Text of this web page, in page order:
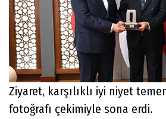
Ziyaret, karşılıklı iyi niyet
fotoğrafı çekimiyle sona erdi.